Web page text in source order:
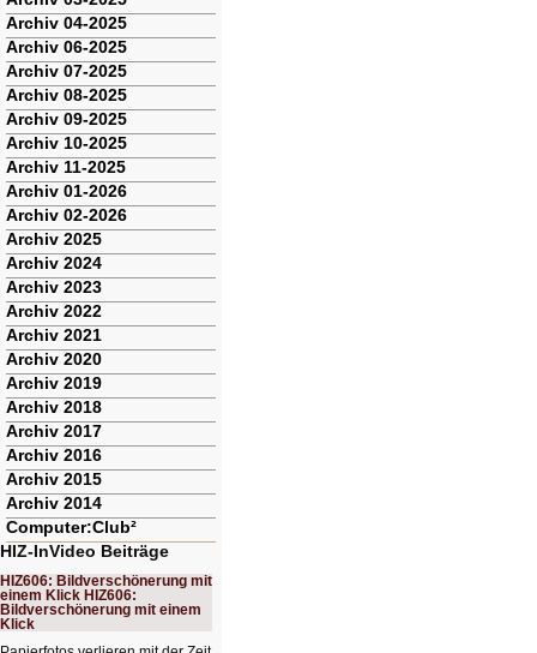
Archiv 04-2025
Archiv 06-2025
Archiv 07-2025
Archiv 08-2025
Archiv 09-2025
Archiv 10-2025
Archiv 11-2025
Archiv 01-2026
Archiv 02-2026
Archiv 2025
Archiv 2024
Archiv 2023
Archiv 2022
Archiv 2021
Archiv 2020
Archiv 2019
Archiv 2018
Archiv 2017
Archiv 2016
Archiv 2015
Archiv 2014
Computer:Club²
HIZ-InVideo Beiträge
HIZ606: Bildverschönerung mit
einem Klick HIZ606:
Bildverschönerung mit einem
Klick